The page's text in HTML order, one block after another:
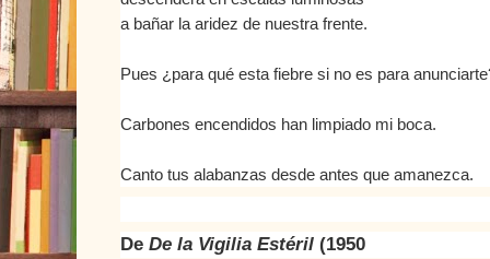
a bañar la aridez de nuestra frente.
Pues ¿para qué esta fiebre si no es para
Carbones encendidos han limpiado mi boca.
Canto tus alabanzas desde antes que amanezca.
De De la Vigilia Estéril (1950